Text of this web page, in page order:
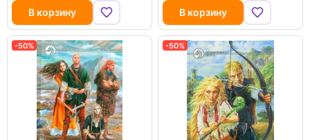
В корзину В корзину
-50% -50%